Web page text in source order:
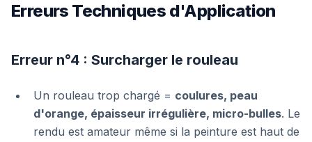
Erreurs Techniques d'Application
Erreur n°4 : Surcharger le rouleau
Un rouleau trop chargé = coulures, peau
d'orange, épaisseur irrégulière, micro-bulles. Le
rendu est amateur même si la peinture est haut de